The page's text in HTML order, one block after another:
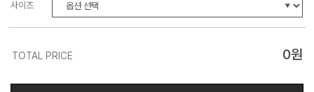
사이즈
TOTAL PRICE 0원